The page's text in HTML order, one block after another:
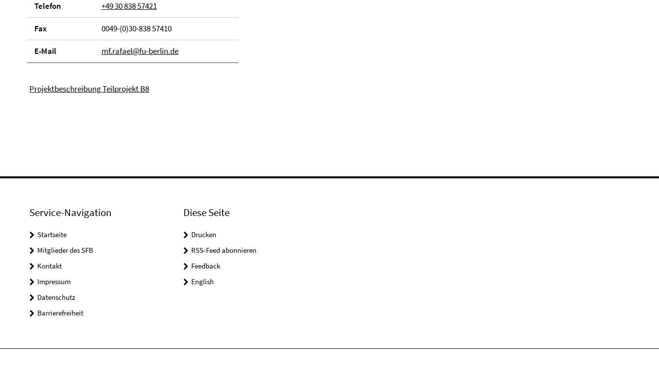
Telefon +49 30 838 57421
Fax 0049-(0)30-838 57410
E-Mail mf.rafael@fu-berlin.de
Projektbeschreibung Teilprojekt B8
Service-Navigation
Startseite
Mitglieder des SFB
Kontakt
Impressum
Datenschutz
Barrierefreiheit
Diese Seite
Drucken
RSS-Feed abonnieren
Feedback
English